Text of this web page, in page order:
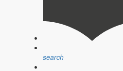
search
09.06.2008 im Rathaus